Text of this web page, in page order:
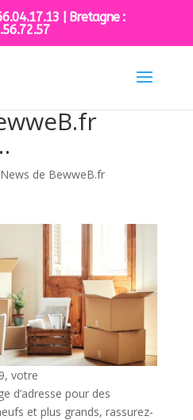
| Bretagne :
News de BewweB.fr
votre
d’adresse pour des
et plus grands, rassurez-